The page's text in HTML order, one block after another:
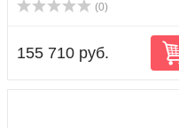
(0)
155 710 руб.